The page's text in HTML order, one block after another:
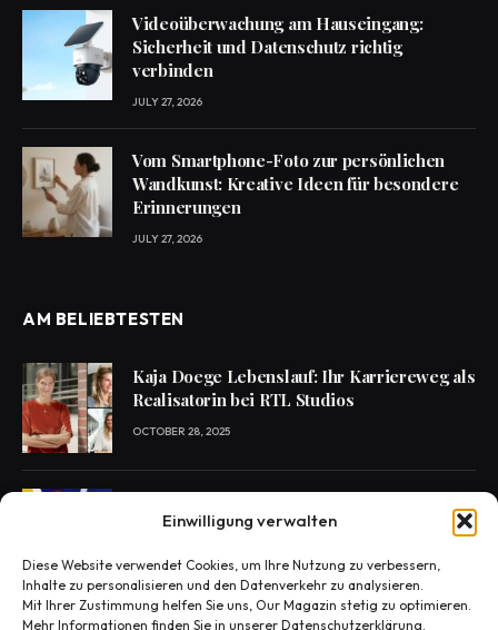
Einwilligung verwalten
Diese Website verwendet Cookies, um Ihre Nutzung zu verbessern,
Inhalte zu personalisieren und den Datenverkehr zu analysieren.
Mit Ihrer Zustimmung helfen Sie uns, Our Magazin stetig zu optimieren.
Mehr Informationen finden Sie in unserer Datenschutzerklärung.
Videoüberwachung am Hauseingang:
Sicherheit und Datenschutz richtig
verbinden
JULY 27, 2026
Vom Smartphone-Foto zur persönlichen
Wandkunst: Kreative Ideen für besondere
Erinnerungen
JULY 27, 2026
AM BELIEBTESTEN
Kaja Doege Lebenslauf: Ihr Karriereweg als
Realisatorin bei RTL Studios
OCTOBER 28, 2025
Medien berichten, offiziell nichts bestätigt
OCTOBER 29, 2025